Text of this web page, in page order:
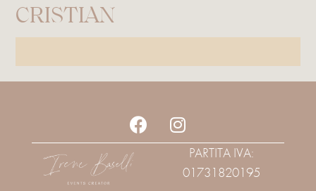
CRISTIAN
PARTITA IVA:
01731820195